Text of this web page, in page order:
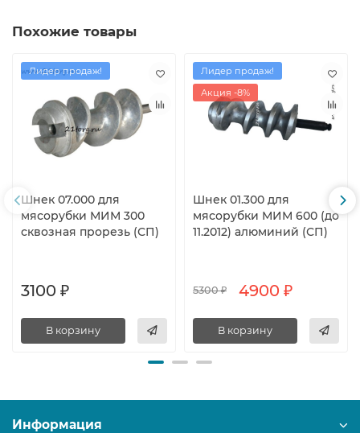
Похожие товары
Лидер продаж!
Шнек 07.000 для
мясорубки МИМ 300
сквозная прорезь (СП)
3100 ₽
В корзину
Лидер продаж!
Акция -8%
Шнек 01.300 для
мясорубки МИМ 600 (до
11.2012) алюминий (СП)
5300 ₽ 4900 ₽
В корзину
Информация